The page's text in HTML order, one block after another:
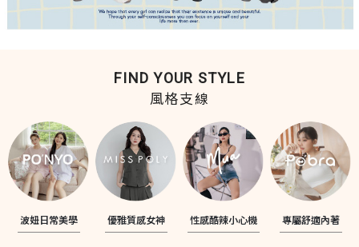
FIND YOUR STYLE
風格支線
波妞日常美學 優雅質感女神 性感酷辣小心機 專屬舒適內著